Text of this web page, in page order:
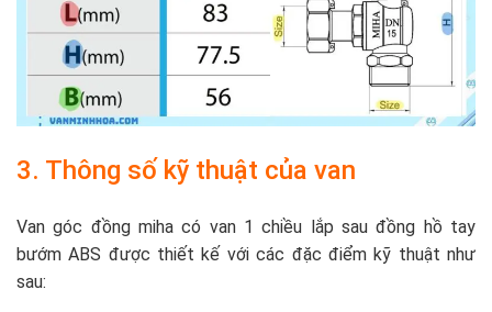
3. Thông số kỹ thuật của van
Van góc đồng miha có van 1 chiều lắp sau đồng hồ tay
bướm ABS được thiết kế với các đặc điểm kỹ thuật như
sau: